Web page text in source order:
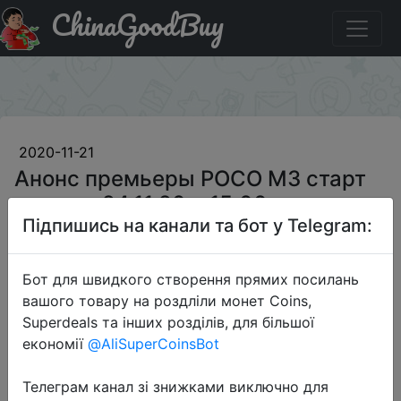
Паридбати з промокодом $10/159 Анонс премьеры
POCO M3 старт продаж 24.11.20 в 15:00. AliExpress.
ChinaGoodBuy
2020-11-21
Анонс премьеры POCO M3 старт
продаж 24.11.20 в 15:00.
AliExpress.
$10
Підпишись на канали та бот у Telegram:
Бот для швидкого створення прямих посилань
вашого товару на роздліли монет Coins,
Superdeals та інших розділів, для більшої
економії @AliSuperCoinsBot
Телеграм канал зі знижками виключно для